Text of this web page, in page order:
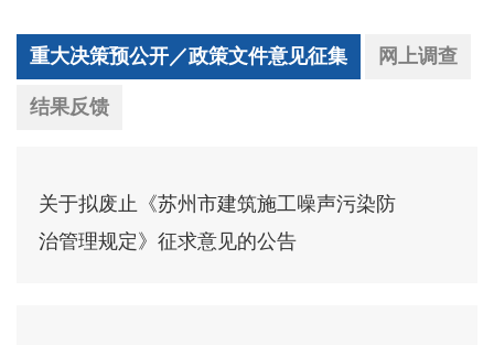
重大决策预公开／政策文件意见征集 网上调查
结果反馈
关于拟废止《苏州市建筑施工噪声污染防
治管理规定》征求意见的公告